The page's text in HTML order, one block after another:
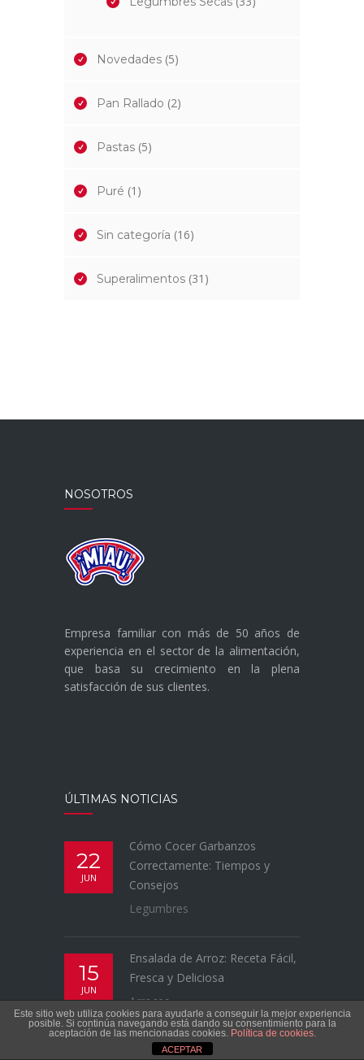
Novedades (5)
Pan Rallado (2)
Pastas (5)
Puré (1)
Sin categoría (16)
Superalimentos (31)
NOSOTROS
Empresa familiar con más de 50 años de
experiencia en el sector de la alimentación,
que basa su crecimiento en la plena
satisfacción de sus clientes.
ÚLTIMAS NOTICIAS
22
JUN
Cómo Cocer Garbanzos
Correctamente: Tiempos y
Consejos
Legumbres
15
JUN
Ensalada de Arroz: Receta Fácil,
Fresca y Deliciosa
Arroces
Este sitio web utiliza cookies para ayudarle a conseguir la mejor experiencia
posible. Si continúa navegando está dando su consentimiento para la
aceptación de las mencionadas cookies. Política de cookies.
ACEPTAR